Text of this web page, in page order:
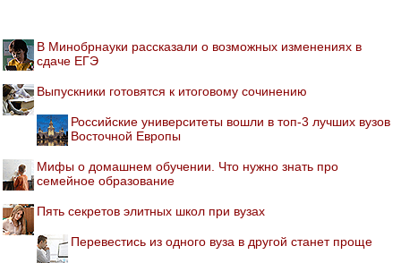
В Минобрнауки рассказали о возможных изменениях в
сдаче ЕГЭ
Выпускники готовятся к итоговому сочинению
Российские университеты вошли в топ-3 лучших вузов
Восточной Европы
Мифы о домашнем обучении. Что нужно знать про
семейное образование
Пять секретов элитных школ при вузах
Перевестись из одного вуза в другой станет проще